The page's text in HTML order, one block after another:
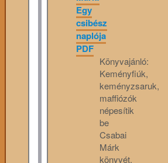
Egy
csibész
naplója
PDF
Könyvajánló:
Keményfiúk,
keményzsaruk,
maffiózók
népesítik
be
Csabai
Márk
könyvét,